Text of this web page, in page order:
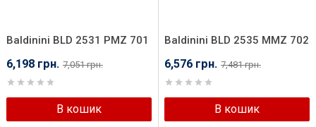
Baldinini BLD 2531 PMZ 701
6,198 грн. 7,051 грн.
В кошик
Baldinini BLD 2535 MMZ 702
6,576 грн. 7,481 грн.
В кошик